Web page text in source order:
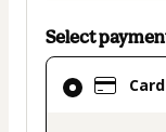
Select
Card
Card
selected